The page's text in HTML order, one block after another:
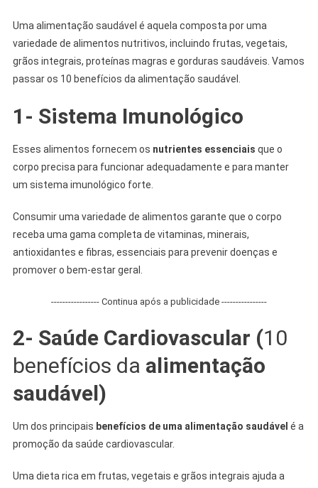
Uma alimentação saudável é aquela composta por uma
variedade de alimentos nutritivos, incluindo frutas, vegetais,
grãos integrais, proteínas magras e gorduras saudáveis. Vamos
passar os 10 benefícios da alimentação saudável.
1- Sistema Imunológico
Esses alimentos fornecem os nutrientes essenciais que o
corpo precisa para funcionar adequadamente e para manter
um sistema imunológico forte.
Consumir uma variedade de alimentos garante que o corpo
receba uma gama completa de vitaminas, minerais,
antioxidantes e fibras, essenciais para prevenir doenças e
promover o bem-estar geral.
----------------- Continua após a publicidade ----------------
2- Saúde Cardiovascular (10
benefícios da alimentação
saudável)
Um dos principais benefícios de uma alimentação saudável é a
promoção da saúde cardiovascular.
Uma dieta rica em frutas, vegetais e grãos integrais ajuda a